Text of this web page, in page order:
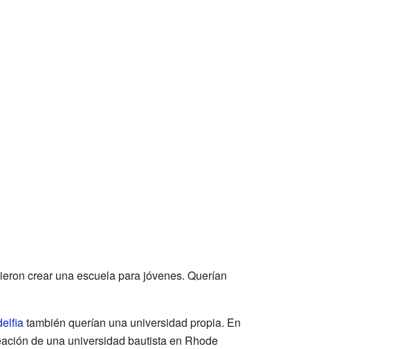
crear una escuela para jóvenes. Querían
también querían una universidad propia. En
de una universidad bautista en Rhode